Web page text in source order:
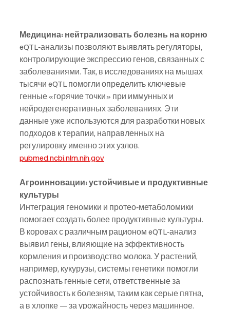
Медицина: нейтрализовать болезнь на корню
eQTL‑анализы позволяют выявлять регуляторы,
контролирующие экспрессию генов, связанных с
заболеваниями. Так, в исследованиях на мышах
тысячи eQTL помогли определить ключевые
генные «горячие точки» при иммунных и
нейродегенеративных заболеваниях. Эти
данные уже используются для разработки новых
подходов к терапии, направленных на
регулировку именно этих узлов.
pubmed.ncbi.nlm.nih.gov
Агроинновации: устойчивые и продуктивные
культуры
Интеграция геномики и протео‑метаболомики
помогает создать более продуктивные культуры.
В коровах с различным рационом eQTL‑анализ
выявил гены, влияющие на эффективность
кормления и производство молока. У растений,
например, кукурузы, системы генетики помогли
распознать генные сети, ответственные за
устойчивость к болезням, таким как серые пятна,
а в хлопке — за урожайность через машинное.